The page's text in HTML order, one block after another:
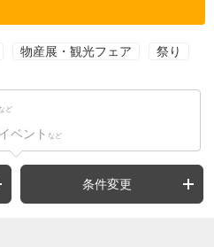
物産展・観光フェア 祭り
など
ベント など
条件変更